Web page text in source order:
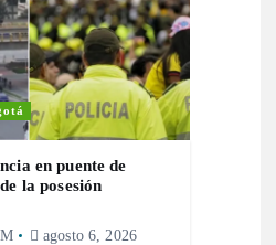
en puente de
la posesión
agosto 6, 2026